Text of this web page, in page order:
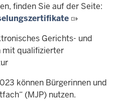
finden Sie auf der Seite:
Gerichts- und
mit qualifizierter
können Bürgerinnen und
(MJP) nutzen.